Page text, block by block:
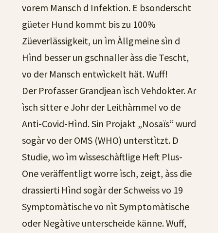
vorem Mansch d Infektion. E bsonderscht
güeter Hund kommt bis zu 100%
Züeverlässigkeit, un ìm Àllgmeine sìn d
Hìnd besser un gschnaller àss die Tescht,
vo der Mansch entwìckelt hät. Wuff!
Der Profasser Grandjean ìsch Vehdokter. Ar
ìsch sitter e Johr der Leithàmmel vo de
Anti-Covid-Hìnd. Sin Projakt „Nosaïs“ wurd
sogàr vo der OMS (WHO) unterstìtzt. D
Studie, wo ìm wìsseschàftlige Heft Plus-
One veräffentligt worre ìsch, zeigt, àss die
drassierti Hìnd sogàr der Schweiss vo 19
Symptomàtische vo nìt Symptomàtische
oder Negàtive unterscheide känne. Wuff,